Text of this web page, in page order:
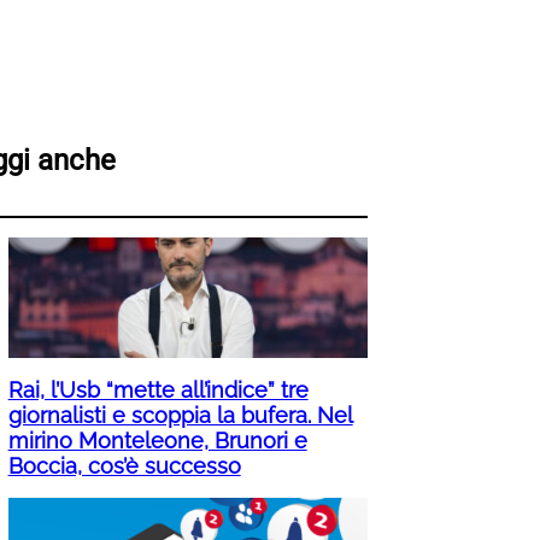
anche
Rai, l’Usb “mette all’indice” tre
giornalisti e scoppia la bufera. Nel
mirino Monteleone, Brunori e
Boccia, cos’è successo